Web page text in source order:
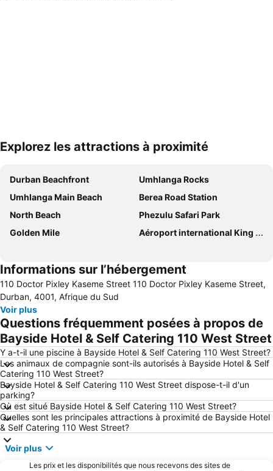
Explorez les attractions à proximité
Durban Beachfront
Umhlanga Rocks
Umhlanga Main Beach
Berea Road Station
North Beach
Phezulu Safari Park
Golden Mile
Aéroport international King Shaka
Informations sur l’hébergement
110 Doctor Pixley Kaseme Street 110 Doctor Pixley Kaseme Street,
Durban, 4001, Afrique du Sud
Voir plus
Questions fréquemment posées à propos de
Bayside Hotel & Self Catering 110 West Street
Y a-t-il une piscine à Bayside Hotel & Self Catering 110 West Street?
Les animaux de compagnie sont-ils autorisés à Bayside Hotel & Self
Catering 110 West Street?
Bayside Hotel & Self Catering 110 West Street dispose-t-il d'un
parking?
Où est situé Bayside Hotel & Self Catering 110 West Street?
Quelles sont les principales attractions à proximité de Bayside Hotel
& Self Catering 110 West Street?
Voir plus
Les prix et les disponibilités que nous recevons des sites de